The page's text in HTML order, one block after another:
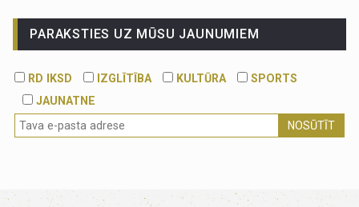
PARAKSTIES UZ MŪSU JAUNUMIEM
RD IKSD IZGLĪTĪBA KULTŪRA
SPORTS
JAUNATNE
NOSŪTĪT